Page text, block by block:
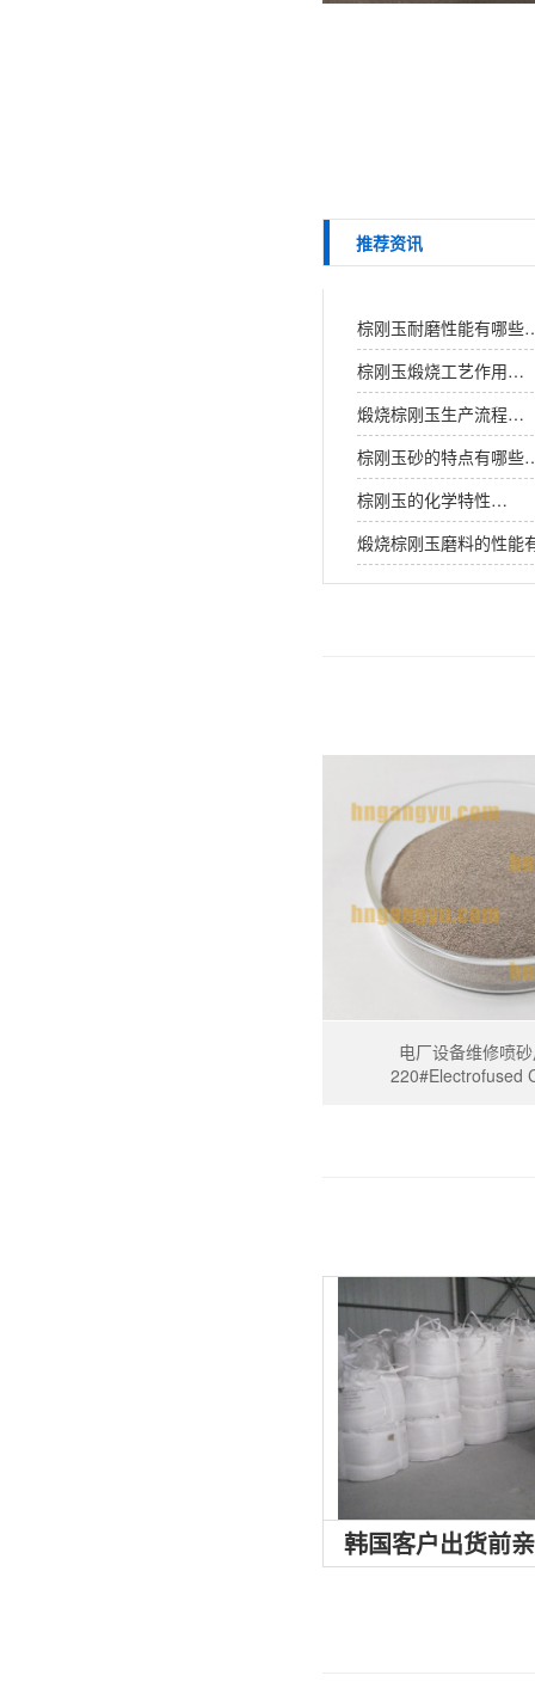
推荐资讯
棕刚玉耐磨性能有哪
棕刚玉煅烧工艺作用…
煅烧棕刚玉生产流程…
棕刚玉砂的特点有哪
棕刚玉的化学特性…
煅烧棕刚玉磨料的性
电厂设备维修喷
220#Electrofused
韩国客户出货前